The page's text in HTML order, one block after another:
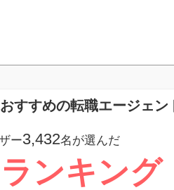
すすめの転職エージェ
ー3,432名が選んだ
ンキング